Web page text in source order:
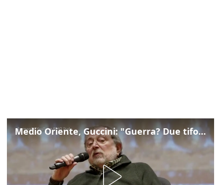
Medio Oriente, Guccini: "Guerra? Due tifoserie che si urlano contro e dimenticano vittime"